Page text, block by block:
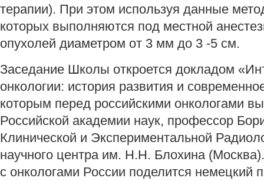
терапии). При этом используя данные
которых выполняются под местной
опухолей диаметром от 3 мм до 3 -5 см.
Заседание Школы откроется докладом
онкологии: история развития и
которым перед российскими онкологами
Российской академии наук, профессор
Клинической и Экспериментальной
научного центра им. Н.Н. Блохина
с онкологами России поделится немецкий